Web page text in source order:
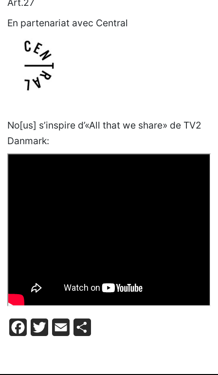
Art.27
En partenariat avec Central
No[us] s’inspire d’«All that we share» de TV2
Danmark:
Facebook
Twitter Email